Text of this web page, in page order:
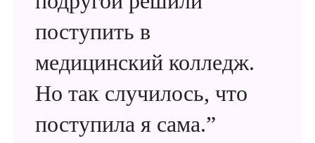
поступить в
медицинский колледж.
Но так случилось, что
поступила я сама.”